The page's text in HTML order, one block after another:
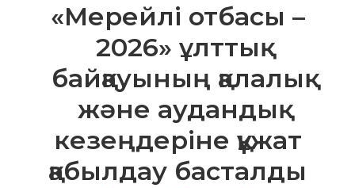
«Мерейлі отбасы –
2026» ұлттық
байқауының қалалық
және аудандық
кезеңдеріне құжат
қабылдау басталды